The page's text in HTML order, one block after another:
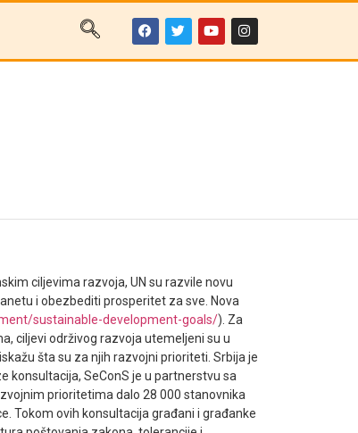
ciljevima razvoja, UN su razvile novu
i obezbediti prosperitet za sve. Nova
sustainable-development-goals/). Za
ciljevi održivog razvoja utemeljeni su u
šta su za njih razvojni prioriteti. Srbija je
konsultacija, SeConS je u partnerstvu sa
prioritetima dalo 28 000 stanovnika
Tokom ovih konsultacija građani i građanke